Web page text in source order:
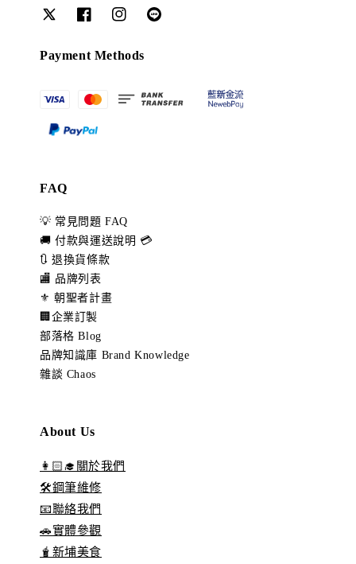
Payment Methods
FAQ
💡 常見問題 FAQ
🚚 付款與運送說明 💳
🔃 退換貨條款
🏬 品牌列表
⚜️ 朝聖者計畫
🏢企業訂製
部落格 Blog
品牌知識庫 Brand Knowledge
雜談 Chaos
About Us
👩🏻‍🎓關於我們
🛠️鋼筆維修
📧聯絡我們
🚗實體參觀
🧋新埔美食